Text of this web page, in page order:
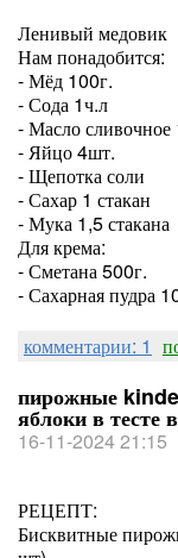
Ленивый медовик
Нам понадобится:
- Мёд 100г.
- Сода 1ч.л
- Масло сливочное
- Яйцо 4шт.
- Щепотка соли
- Сахар 1 стакан
- Мука 1,5 стакана
Для крема:
- Сметана 500г.
- Сахарная пудра
комментарии: 1
пирожные
яблоки в тесте
16-11-2024 21:15
РЕЦЕПТ:
Бисквитные